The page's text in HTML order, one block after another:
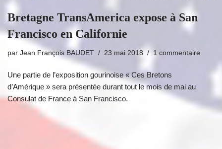
Bretagne TransAmerica expose à San
Francisco en Californie
par Jean François BAUDET 23 mai 2018 1 commentaire
Une partie de l’exposition gourinoise « Ces Bretons
d’Amérique » sera présentée durant tout le mois de mai au
Consulat de France à San Francisco.